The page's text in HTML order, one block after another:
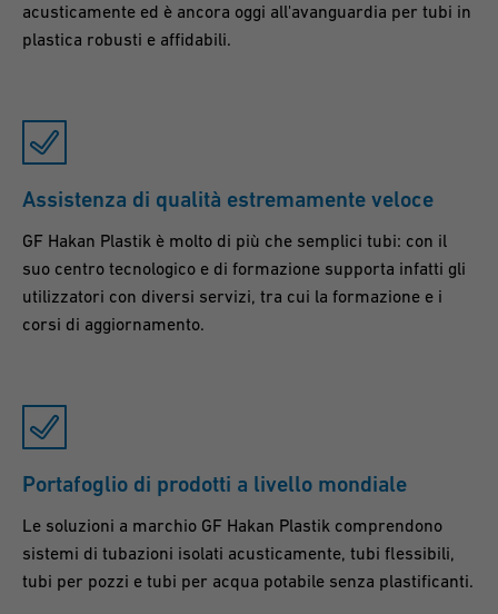
acusticamente ed è ancora oggi all'avanguardia per tubi in
plastica robusti e affidabili.
Assistenza di qualità estremamente veloce
GF Hakan Plastik è molto di più che semplici tubi: con il
suo centro tecnologico e di formazione supporta infatti gli
utilizzatori con diversi servizi, tra cui la formazione e i
corsi di aggiornamento.
Portafoglio di prodotti a livello mondiale
Le soluzioni a marchio GF Hakan Plastik comprendono
sistemi di tubazioni isolati acusticamente, tubi flessibili,
tubi per pozzi e tubi per acqua potabile senza plastificanti.